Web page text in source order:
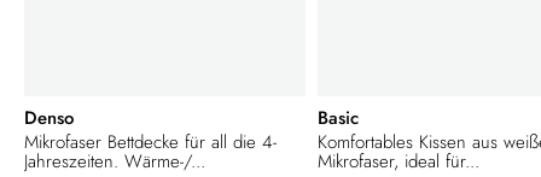
Denso
Mikrofaser Bettdecke für all die 4-
Jahreszeiten. Wärme-/...
Basic
Komfortables Kissen aus
Mikrofaser, ideal für...